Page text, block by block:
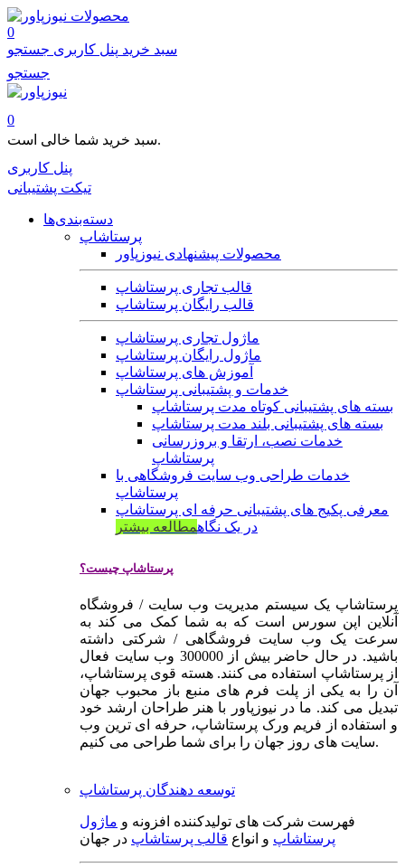
محصولات
0
سبد خرید پنل کاربری جستجو
جستجو
0
سبد خرید شما خالی است.
پنل کاربری
تیکت پشتیبانی
دسته‌بندی‌ها
پرستاشاپ
محصولات پیشنهادی نیوزپاور
قالب تجاری پرستاشاپ
قالب رایگان پرستاشاپ
ماژول تجاری پرستاشاپ
ماژول رایگان پرستاشاپ
آموزش های پرستاشاپ
خدمات و پشتیبانی پرستاشاپ
بسته های پشتیبانی کوتاه مدت پرستاشاپ
بسته های پشتیبانی بلند مدت پرستاشاپ
خدمات نصب، ارتقا و بروزرسانی
پرستاشاپ
خدمات طراحی وب سایت فروشگاهی با
پرستاشاپ
معرفی پکیج های پشتیبانی حرفه ای پرستاشاپ
در یک نگاهمطالعه بیشتر
پرستاشاپ چیست؟
پرستاشاپ یک سیستم مدیریت وب سایت / فروشگاه
آنلاین اپن سورس است که به شما کمک می کند به
سرعت یک وب سایت فروشگاهی / شرکتی داشته
باشید. در حال حاضر بیش از 300000 وب سایت فعال
از پرستاشاپ استفاده می کنند. هسته قوی پرستاشاپ،
آن را به یکی از پلت فرم های منبع باز محبوب جهان
تبدیل می کند. ما در نیوزپاور با هنر طراحان ارشد خود
و استفاده از فریم ورک پرستاشاپ، حرفه ای ترین وب
سایت های روز جهان را برای شما طراحی می کنیم.
توسعه دهندگان پرستاشاپ
فهرست شرکت های تولیدکننده افزونه و ماژول
پرستاشاپ و انواع قالب پرستاشاپ در جهان